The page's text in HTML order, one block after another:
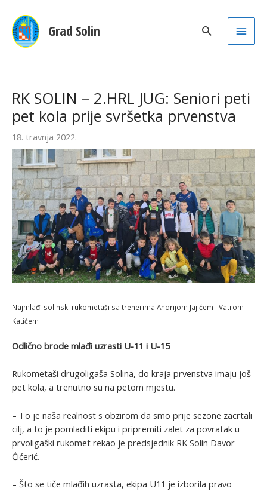
Grad Solin
Main
RK SOLIN – 2.HRL JUG: Seniori peti
pet kola prije svršetka prvenstva
18. travnja 2022.
Najmlađi solinski rukometaši sa trenerima Andrijom Jajićem i Vatrom
Katićem
Odlično brode mlađi uzrasti U-11 i U-15
Rukometaši drugoligaša Solina, do kraja prvenstva imaju još
pet kola, a trenutno su na petom mjestu.
– To je naša realnost s obzirom da smo prije sezone zacrtali
cilj, a to je pomladiti ekipu i pripremiti zalet za povratak u
prvoligaški rukomet rekao je predsjednik RK Solin Davor
Ćićerić.
– Što se tiče mlađih uzrasta, ekipa U11 je izborila pravo